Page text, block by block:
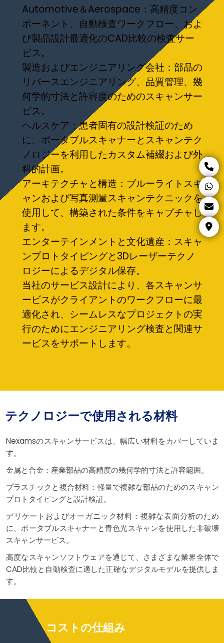
Automotive＆Aerospace：高精度コン
ポーネント、自動検査ワークフロー、およ
び製品設計最適化のCAD比較の検査サー
ビス。
製造およびエンジニアリング会社：部品の
リバースエンジニアリング、品質管理、幾
何学的寸法と許容度のためのスキャンサー
ビス。
ヘルスケア：患者固有の設計検証のため
に、ポータブルスキャナーとスキャンテク
ノロジーを利用したカスタム補綴および外
科的計画。
アーキテクチャと構造：ブルーライトスキ
ャンおよび写真測量スキャンテクニックを
使用して、構築された条件をキャプチャし
ます。
エンターテインメントと文化遺産：スキャ
ンプロトタイピングと3Dレーザーテクノ
ロジーによるデジタル保存。
当社のサービス設計により、各スキ​​ャンサ
ービスがクライアントのワークフローに最
適化され、シームレスなプロジェクトの実
行のためにエンジニアリング検査と関連サ
ービスをサポートします。
テクノロジーで使用される材料
Nexamsのスキャンサービスは、幅広い材料をカバーしていま
す。
金属と合金：産業部品の高精度の幾何学的寸法と許容範囲。
プラスチックと複合材料：軽量で複雑な部品のためのスキャン
プロトタイピングと設計検証。
デリケートおよびオーガニック材料：複雑な表面分析のため
に、ポータブルスキャナーと青色光スキャンを使用した非破壊
スキャンサービス。
高度なスキャンソフトウェアを通じて、さまざまな業界全体で
CAD比較と自動検査に適した正確なデジタルモデルを提供しま
す。
コストの仕組み